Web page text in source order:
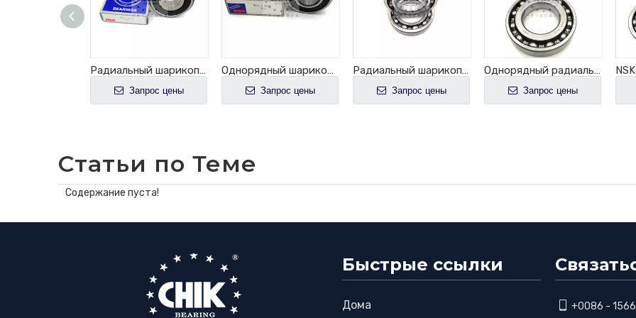
Радиальный шарикоподшипник NSK B25-147NR со стопорным кольцом B25-147
Запрос цены
Однорядный шарикоподшипник NSK BD25-9-T12-C3 радиальный шарикоподшипник BD25-9
Запрос цены
Радиальный шарикоподшипник NSK B60-57 B60-57NXUR
Запрос цены
Однорядный радиальный шарикоподшипник NSK B49-5UR
Запрос цены
Статьи по Теме
Содержание пуста!
Быстрые ссылки
Дома +0086 -